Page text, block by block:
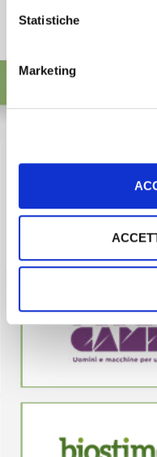
Statistiche
Marketing